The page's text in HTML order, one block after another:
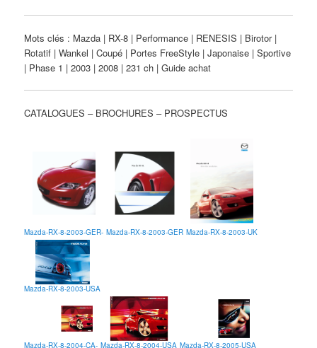
Mots clés : Mazda | RX-8 | Performance | RENESIS | Birotor |
Rotatif | Wankel | Coupé | Portes FreeStyle | Japonaise | Sportive
| Phase 1 | 2003 | 2008 | 231 ch | Guide achat
CATALOGUES – BROCHURES – PROSPECTUS
Mazda-RX-8-2003-GER- Mazda-RX-8-2003-GER Mazda-RX-8-2003-UK
Mazda-RX-8-2003-USA
Mazda-RX-8-2004-CA- Mazda-RX-8-2004-USA Mazda-RX-8-2005-USA